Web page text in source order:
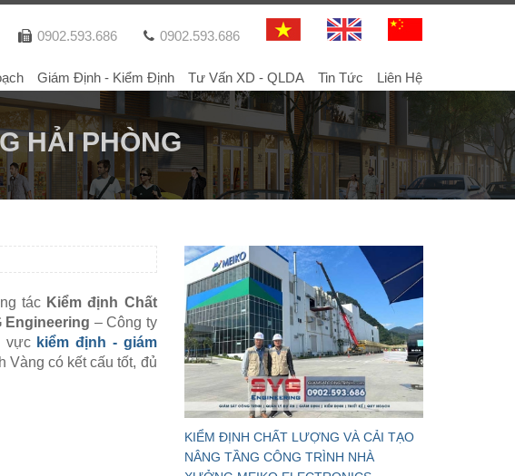
0902.593.686 0902.593.686
Giám Định - Kiểm Định Tư Vấn XD - QLDA Tin Tức Liên Hệ
HẢI PHÒNG
tác Kiểm định Chất
Engineering – Công ty
vực kiểm định - giám
Vàng có kết cấu tốt, đủ
KIỂM ĐỊNH CHẤT LƯỢNG VÀ CẢI TẠO
NÂNG TẦNG CÔNG TRÌNH NHÀ